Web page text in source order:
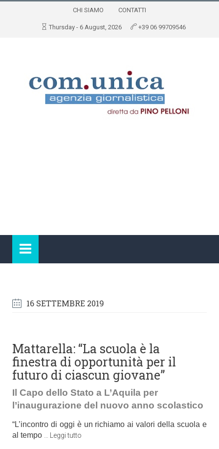
CHI SIAMO CONTATTI
Thursday - 6 August, 2026 +39 06 99709546
16 SETTEMBRE 2019
Mattarella: “La scuola è la
finestra di opportunità per il
futuro di ciascun giovane”
Il Capo dello Stato a L’Aquila per
l’inaugurazione del nuovo anno scolastico
“L’incontro di oggi è un richiamo ai valori della scuola e
al tempo
Leggi tutto